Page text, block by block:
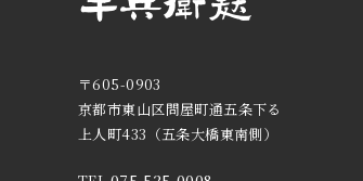
〒605-0903
京都市東山区問屋町通五条下る
上人町433 （五条大橋東南側）